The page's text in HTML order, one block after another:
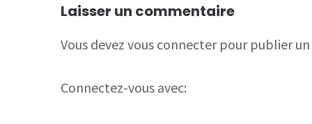
Laisser un commentaire
Vous devez vous connecterpour publier
Connectez-vous avec: